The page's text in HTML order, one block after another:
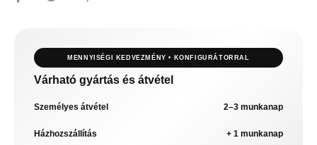
MENNYISÉGI KEDVEZMÉNY • KONFIGURÁTORRAL
Várható gyártás és átvétel
Személyes átvétel 2–3 munkanap
Házhozszállítás + 1 munkanap